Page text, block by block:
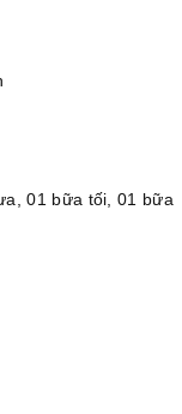
01 bữa tối, 01 bữa